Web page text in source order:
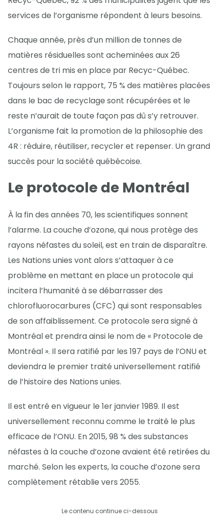
services de l’organisme répondent à leurs besoins.
Chaque année, près d’un million de tonnes de
matières résiduelles sont acheminées aux 26
centres de tri mis en place par Recyc-Québec.
Toujours selon le rapport, 75 % des matières placées
dans le bac de recyclage sont récupérées et le
reste n’aurait de toute façon pas dû s’y retrouver.
L’organisme fait la promotion de la philosophie des
4R : réduire, réutiliser, recycler et repenser. Un grand
succès pour la société québécoise.
Le protocole de Montréal
À la fin des années 70, les scientifiques sonnent
l’alarme. La couche d’ozone, qui nous protège des
rayons néfastes du soleil, est en train de disparaître.
Les Nations unies vont alors s’attaquer à ce
problème en mettant en place un protocole qui
incitera l’humanité à se débarrasser des
chlorofluorocarbures (CFC) qui sont responsables
de son affaiblissement. Ce protocole sera signé à
Montréal et prendra ainsi le nom de « Protocole de
Montréal ». Il sera ratifié par les 197 pays de l’ONU et
deviendra le premier traité universellement ratifié
de l’histoire des Nations unies.
Il est entré en vigueur le 1er janvier 1989. Il est
universellement reconnu comme le traité le plus
efficace de l’ONU. En 2015, 98 % des substances
néfastes à la couche d’ozone avaient été retirées du
marché. Selon les experts, la couche d’ozone sera
complètement rétablie vers 2055.
Le contenu continue ci-dessous